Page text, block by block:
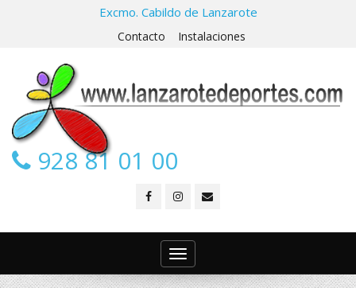
Excmo. Cabildo de Lanzarote
Contacto Instalaciones
928 81 01 00
Toggle
navigation